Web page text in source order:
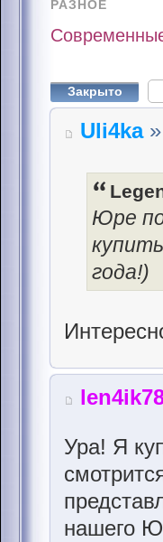
РАЗНОЕ
Закрыто
Uli4ka»
Юре по
года!)
Ура! Я
нашего